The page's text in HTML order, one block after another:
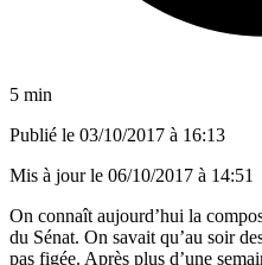
5 min
Publié le 03/10/2017 à 16:13
Mis à jour le 06/10/2017 à 14:51
On connaît aujourd’hui la
du Sénat. On savait qu’au soir
pas figée. Après plus d’une